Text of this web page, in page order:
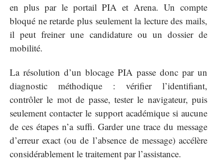
en plus par le portail PIA et Arena. Un compte
bloqué ne retarde plus seulement la lecture des mails,
il peut freiner une candidature ou un dossier de
mobilité.
La résolution d’un blocage PIA passe donc par un
diagnostic méthodique : vérifier l’identifiant,
contrôler le mot de passe, tester le navigateur, puis
seulement contacter le support académique si aucune
de ces étapes n’a suffi. Garder une trace du message
d’erreur exact (ou de l’absence de message) accélère
considérablement le traitement par l’assistance.